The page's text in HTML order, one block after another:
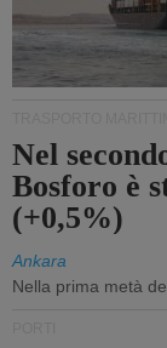
Nel
Bosforo è
(+0,5%)
Ankara
Nella prima metà